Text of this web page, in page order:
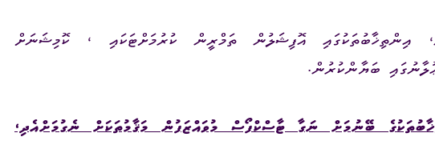
އިންތިޚާބުތަކުގައި އޮފިޝަލުން ތަމްރީން ކުރުމަށްޓަކައި ، ކޮމިޝަނަށް
ބަޔާންކުރުން.
ބޭނުމަށް ނަގާ ޓާސްކްފޯސް މުވައްޒަފުން މަޤާމުތަކަށް ނެގުމަށްއެދި،